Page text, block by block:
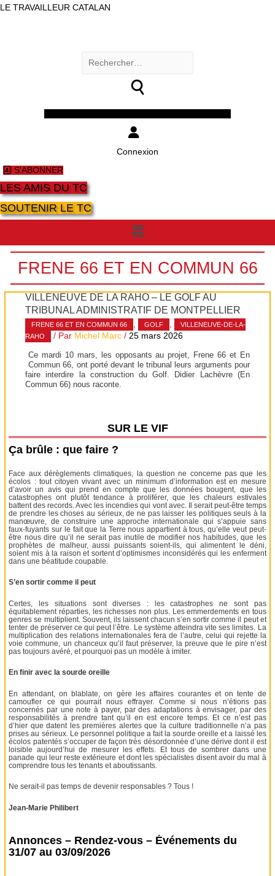
LE TRAVAILLEUR CATALAN
Rechercher :
Connexion
S'ABONNER
LES AMIS DU TC
SOUTENIR LE TC
Menu
FRENE 66 ET EN COMMUN 66
VILLENEUVE DE LA RAHO – LE GOLF AU
TRIBUNAL ADMINISTRATIF DE MONTPELLIER
FRENE 66 ET EN COMMUN 66 , GOLF ,
VILLENEUVE-DE-LA-
RAHO
/ Par Michel Marc /25 mars 2026
Ce mardi 10 mars, les opposants au projet, Frene 66 et En
Commun 66, ont porté devant le tribunal leurs arguments pour
faire interdire la construction du Golf. Didier Lachèvre (En
Commun 66) nous raconte.
SUR LE VIF
Ça brûle : que faire ?
Face aux dérèglements climatiques, la question ne concerne pas que les
écolos : tout citoyen vivant avec un minimum d’information est en mesure
d’avoir un avis qui prend en compte que les données bougent, que les
catastrophes ont plutôt tendance à proliférer, que les chaleurs estivales
battent des records. Avec les incendies qui vont avec. Il serait peut-être temps
de prendre les choses au sérieux, de ne pas laisser les politiques seuls à la
manœuvre, de construire une approche internationale qui s’appuie sans
faux-fuyants sur le fait que la Terre nous appartient à tous, qu’elle veut peut-
être nous dire qu’il ne serait pas inutile de modifier nos habitudes, que les
prophètes de malheur, aussi puissants soient-ils, qui alimentent le déni,
soient mis à la raison et sortent d’optimismes inconsidérés qui les enferment
dans une béatitude coupable.
S’en sortir comme il peut
Certes, les situations sont diverses : les catastrophes ne sont pas
équitablement réparties, les richesses non plus. Les emmerdements en tous
genres se multiplient. Souvent, ils laissent chacun s’en sortir comme il peut et
tenter de préserver ce qui peut l’être. Le système atteindra vite ses limites. La
multiplication des relations internationales fera de l’autre, celui qui rejette la
voie commune, un chanceux qu’il faut préserver, la preuve que le pire n’est
pas toujours avéré, et pourquoi pas un modèle à imiter.
En finir avec la sourde oreille
En attendant, on blablate, on gère les affaires courantes et on tente de
camoufler ce qui pourrait nous effrayer. Comme si nous n’étions pas
concernés par une note à payer, par des adaptations à envisager, par des
responsabilités à prendre tant qu’il en est encore temps. Et ce n’est pas
d’hier que datent les premières alertes que la culture traditionnelle n’a pas
prises au sérieux. Le personnel politique a fait la sourde oreille et a laissé les
écolos patentés s’occuper de façon très désordonnée d’une dérive dont il est
loisible aujourd’hui de mesurer les effets. Et tous de sombrer dans une
panade qui leur reste extérieure et dont les spécialistes disent avoir du mal à
comprendre tous les tenants et aboutissants.
Ne serait-il pas temps de devenir responsables ? Tous !
Jean-Marie Philibert
Annonces – Rendez-vous – Événements du
31/07 au 03/09/2026